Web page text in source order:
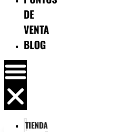
DE
VENTA
BLOG
TIENDA